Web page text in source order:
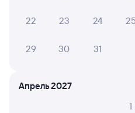
Мы используем cookies для
22 23 24 25
29 30 31
Апрель 2027
1